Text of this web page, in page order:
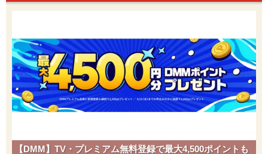
【DMM】TV・プレミアム無料登録で最大4,500ポイントも